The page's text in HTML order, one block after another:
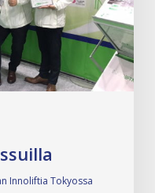
Innoliftia Tokyossa